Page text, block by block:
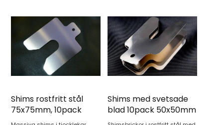
Shims rostfritt stål
75x75mm, 10pack
Shims med svetsade
blad 10pack 50x50mm